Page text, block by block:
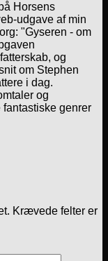
Horsens
udgave af min
"Gyseren - om
og
om Stephen
i dag.
og
genrer
Krævede felter er